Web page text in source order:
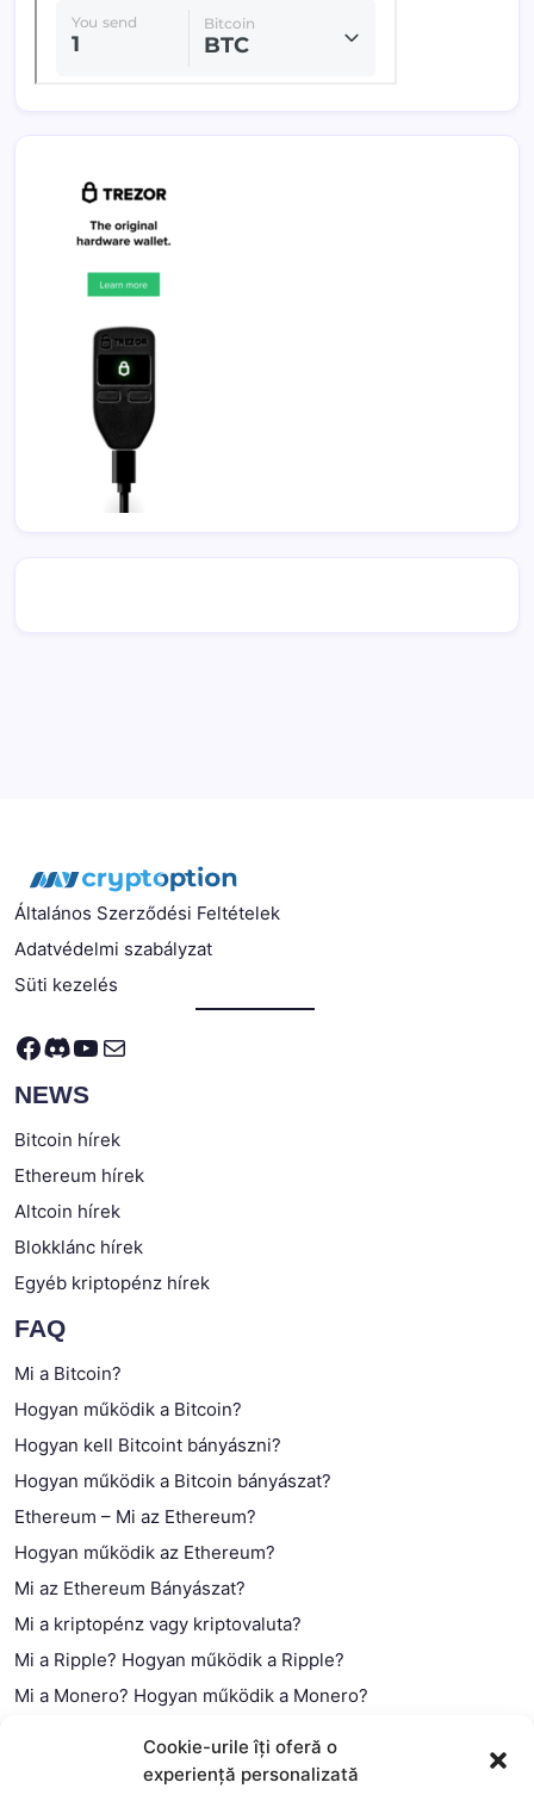
Cookie-urile îți oferă o
experiență personalizată
Általános Szerződési Feltételek
Adatvédelmi szabályzat
Süti kezelés
Facebook
Discord
YouTube
Mail
NEWS
Bitcoin hírek
Ethereum hírek
Altcoin hírek
Blokklánc hírek
Egyéb kriptopénz hírek
FAQ
Mi a Bitcoin?
Hogyan működik a Bitcoin?
Hogyan kell Bitcoint bányászni?
Hogyan működik a Bitcoin bányászat?
Ethereum – Mi az Ethereum?
Hogyan működik az Ethereum?
Mi az Ethereum Bányászat?
Mi a kriptopénz vagy kriptovaluta?
Mi a Ripple? Hogyan működik a Ripple?
Mi a Monero? Hogyan működik a Monero?
Mi a blokklánc (technológia)?